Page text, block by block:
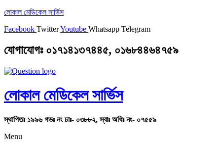
লোকাল মেডিকেল সার্ভিস
Facebook TwitterYoutube Whatsapp Telegram
যোগাযোগঃ ০১৭১৪১৩৭৪৪৫, ০১৬৮৪৪৬৪৭৫৯
লোকাল মেডিকেল সার্ভিস
স্থাপিতঃ ১৯৯৬ গভঃ নং ঢাঃ- ০৩৮৮২, স্বাঃ অধিঃ নং- ০৭৫৫৯
Menu